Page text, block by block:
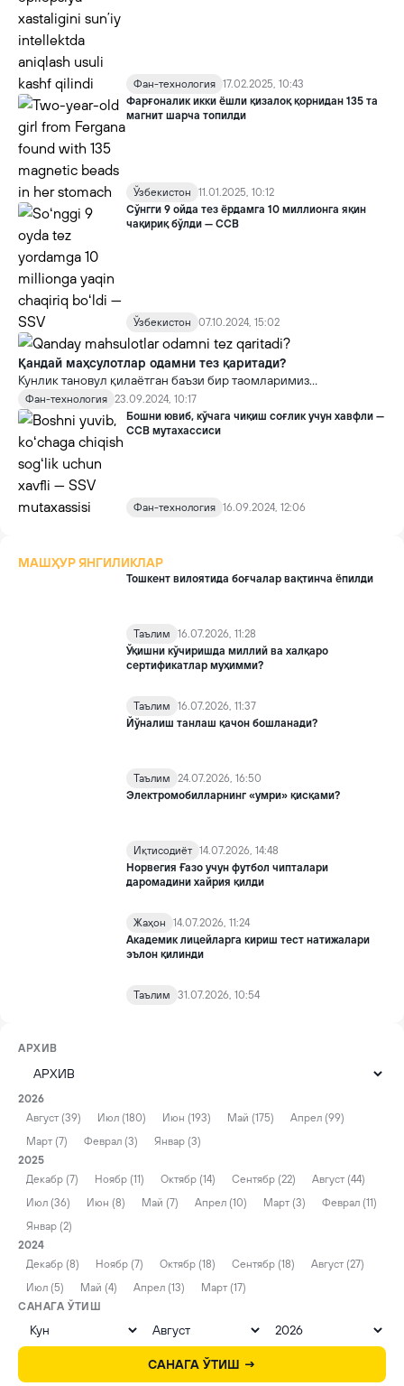
Фан-технология 17.02.2025, 10:43
Фарғоналик икки ёшли қизалоқ қорнидан 135 та
магнит шарча топилди
Ўзбекистон
11.01.2025, 10:12
Сўнгги 9 ойда тез ёрдамга 10 миллионга яқин
чақириқ бўлди — ССВ
Ўзбекистон 07.10.2024, 15:02
Қандай маҳсулотлар одамни тез қаритади?
Кунлик тановул қилаётган баъзи бир таомларимиз
саломатлигимизга бевосита салбий таъсир қилиб,
организмнинг қариш жараёнини тезлаштириши мумкин.
Соғлиқни сақлаш вазирлиги томонидан ана шундай
маҳсулотларнинг рўйхати ва уларнинг танага таъсири ҳақида
маълумот берилди.
Фан-технология 23.09.2024, 10:17
Бошни ювиб, кўчага чиқиш соғлик учун хавфли —
ССВ мутахассиси
Фан-технология 16.09.2024, 12:06
МАШҲУР ЯНГИЛИКЛАР
Тошкент вилоятида боғчалар вақтинча ёпилди
Таълим
16.07.2026, 11:28
Ўқишни кўчиришда миллий ва халқаро
сертификатлар муҳимми?
Таълим
16.07.2026, 11:37
Йўналиш танлаш қачон бошланади?
Таълим
24.07.2026, 16:50
Электромобилларнинг «умри» қисқами?
Иқтисодиёт 14.07.2026, 14:48
Норвегия Ғазо учун футбол чипталари
даромадини хайрия қилди
Жаҳон
14.07.2026, 11:24
Академик лицейларга кириш тест натижалари
эълон қилинди
Таълим 31.07.2026, 10:54
АРХИВ
2026
Август (39)
Июл (180) Июн (193) Май (175)
Апрел (99)
Март (7)
Феврал (3)
Январ (3)
2025
Декабр (7)
Ноябр (11) Октябр (14) Сентябр (22)
Август (44)
Июл (36)
Июн (8) Май (7) Апрел (10) Март (3)
Феврал (11)
Январ (2)
2024
Декабр (8)
Ноябр (7) Октябр (18) Сентябр (18)
Август (27)
Июл (5)
Май (4) Апрел (13)
Март (17)
САНАГА ЎТИШ
САНАГА ЎТИШ →